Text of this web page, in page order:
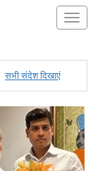
सभी संदेश दिखाएं